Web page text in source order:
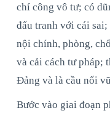
chí công vô tư; có
đấu tranh với cái
nội chính, phòng,
và cải cách tư pháp;
Đảng và là cầu nối
Bước vào giai đoạn